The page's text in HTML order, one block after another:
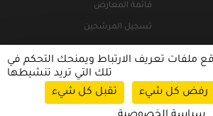
قائمة المعارض
تسجيل المرشحين
التصفح
سياسة الخصوصية
ملفات تعريف الارتباط ويمنحك التحكم في
تلك التي تريد تنشيطها
تقبل كل شيء
رفض كل شيء